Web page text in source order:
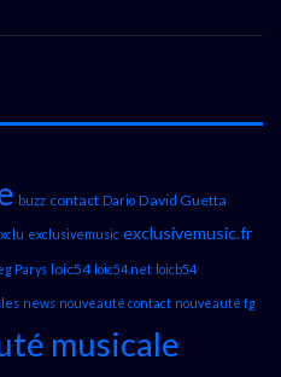
buzz contact Dario David Guetta
exclusivemusic exclusivemusic.fr
Parys loic54 loic54.net loicb54
news nouveauté contact nouveauté fg
musicale